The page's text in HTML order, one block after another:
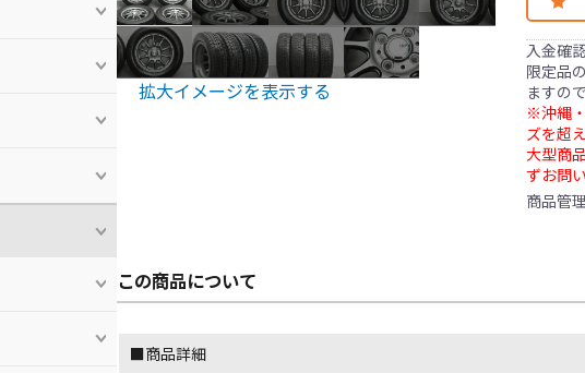
拡大イメージを表示する
入金確
限定品
ますの
※沖縄
ズを超
大型商
ずお問
商品管
この商品について
■商品詳細